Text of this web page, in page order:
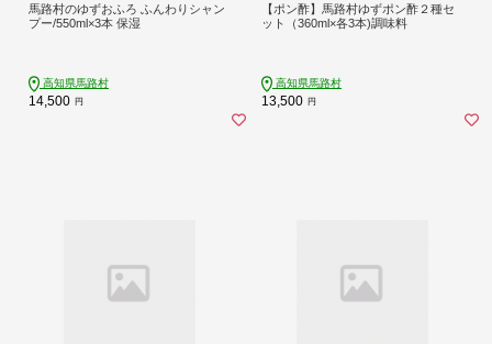
馬路村のゆずおふろ ふんわりシャン
プー/550ml×3本 保湿
高知県馬路村
14,500 円
【ポン酢】馬路村ゆずポン酢２種セ
ット（360ml×各3本)調味料
高知県馬路村
13,500 円